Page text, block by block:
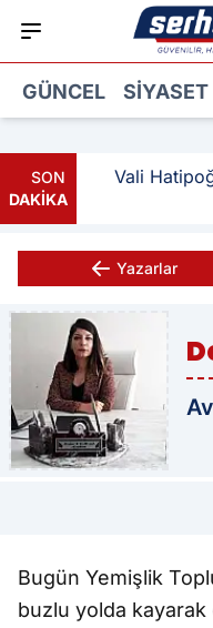
GÜNCEL SIYASET
SON
DAKİKA
3 Vali
Yazarlar
Bugün Yemişlik
buzlu yolda